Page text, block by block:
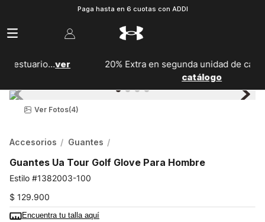
Paga hasta en 6 cuotas con ADDI
20% Extra en segunda unidad de calzado...Ver
Ver Fotos(4)
Accesorios Guantes
Guantes Ua Tour Golf Glove Para Hombre
1382003-100
$ 129.900
Encuentra tu talla aquí